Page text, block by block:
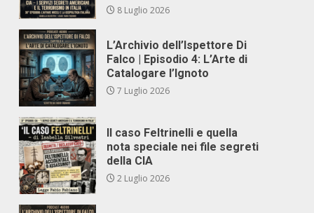
8 Luglio 2026
L’Archivio dell’Ispettore Di
Falco | Episodio 4: L’Arte di
Catalogare l’Ignoto
7 Luglio 2026
Il caso Feltrinelli e quella
nota speciale nei file segreti
della CIA
2 Luglio 2026